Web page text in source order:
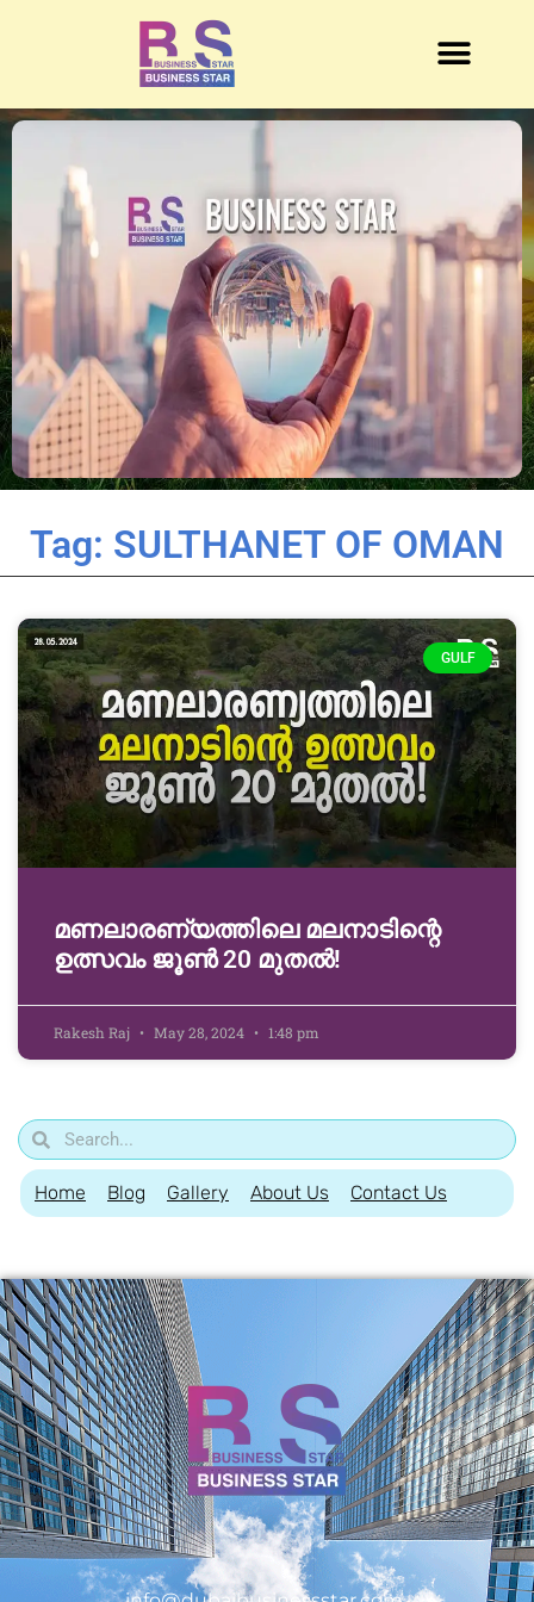
Tag: SULTHANET OF OMAN
GULF
മണലാരണ്യത്തിലെ മലനാടിന്റെ
ഉത്സവം ജൂൺ 20 മുതൽ!
Rakesh Raj May 28, 2024 1:48 pm
Home Blog Gallery About Us Contact Us